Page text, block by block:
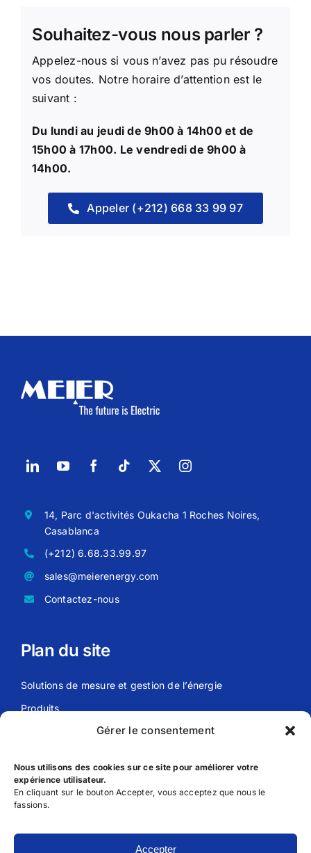
Gérer le consentement
Nous utilisons des cookies sur ce site pour améliorer votre
expérience utilisateur.
En cliquant sur le bouton Accepter, vous acceptez que nous le
fassions.
Accepter
Souhaitez-vous nous parler ?
Appelez-nous si vous n’avez pas pu résoudre
vos doutes. Notre horaire d’attention est le
suivant :
Du lundi au jeudi de 9h00 à 14h00 et de
15h00 à 17h00. Le vendredi de 9h00 à
14h00.
Appeler (+212) 668 33 99 97
14, Parc d'activités Oukacha 1 Roches Noires,
Casablanca
(+212) 6.68.33.99.97
sales@meierenergy.com
Contactez-nous
Plan du site
Solutions de mesure et gestion de l’énergie
Produits
Liens utils